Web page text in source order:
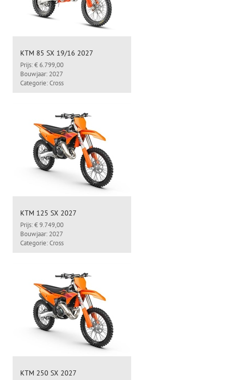
KTM 85 SX 19/16 2027
Prijs: € 6.799,00
Bouwjaar: 2027
Categorie: Cross
KTM 125 SX 2027
Prijs: € 9.749,00
Bouwjaar: 2027
Categorie: Cross
KTM 250 SX 2027